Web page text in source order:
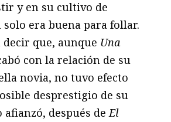
y en su cultivo de
solo era buena para follar.
que, aunque Una
con la relación de su
novia, no tuvo efecto
desprestigio de su
después de El